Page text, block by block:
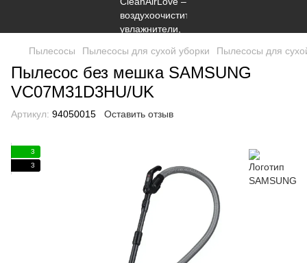
Пылесосы Пылесосы для сухой уборки Пылесосы для
Пылесос без мешка SAMSUNG
VC07M31D3HU/UK
Артикул: 94050015 Оставить отзыв
3
3